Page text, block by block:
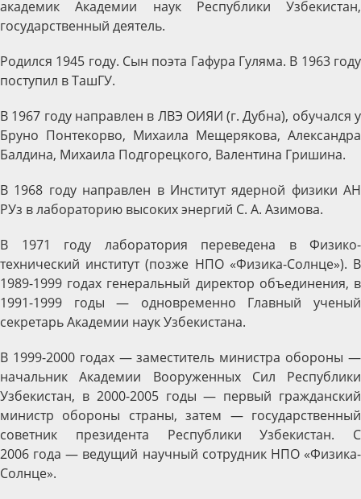
академик Академии наук Республики Узбекистан,
государственный деятель.
Родился 1945 году. Сын поэта Гафура Гуляма. В 1963 году
поступил в ТашГУ.
В 1967 году направлен в ЛВЭ ОИЯИ (г. Дубна), обучался у
Бруно Понтекорво, Михаила Мещерякова, Александра
Балдина, Михаила Подгорецкого, Валентина Гришина.
В 1968 году направлен в Институт ядерной физики АН
РУз в лабораторию высоких энергий С. А. Азимова.
В 1971 году лаборатория переведена в Физико-
технический институт (позже НПО «Физика-Солнце»). В
1989-1999 годах генеральный директор объединения, в
1991-1999 годы — одновременно Главный ученый
секретарь Академии наук Узбекистана.
В 1999-2000 годах — заместитель министра обороны —
начальник Академии Вооруженных Сил Республики
Узбекистан, в 2000-2005 годы — первый гражданский
министр обороны страны, затем — государственный
советник президента Республики Узбекистан. С
2006 года — ведущий научный сотрудник НПО «Физика-
Солнце».